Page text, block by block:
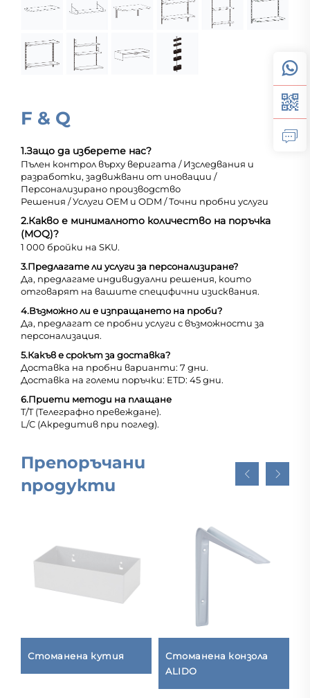
F & Q
1.Защо да изберете нас?
Пълен контрол върху веригата / Изследвания и
разработки, задвижвани от иновации /
Персонализирано производство
Решения / Услуги OEM и ODM / Точни пробни услуги
2.Какво е минималното количество на поръчка
(MOQ)?
1 000 бройки на SKU.
3.Предлагате ли услуги за персонализиране?
Да, предлагаме индивидуални решения, които
отговарят на вашите специфични изисквания.
4.Възможно ли е изпращането на проби?
Да, предлагат се пробни услуги с възможности за
персонализация.
5.Какъв е срокът за доставка?
Доставка на пробни варианти: 7 дни.
Доставка на големи поръчки: ETD: 45 дни.
6.Приети методи на плащане
T/T (Телеграфно превеждане).
L/C (Акредитив при поглед).
Препоръчани
продукти
Стоманена кутия
Стоманена конзола
ALIDO